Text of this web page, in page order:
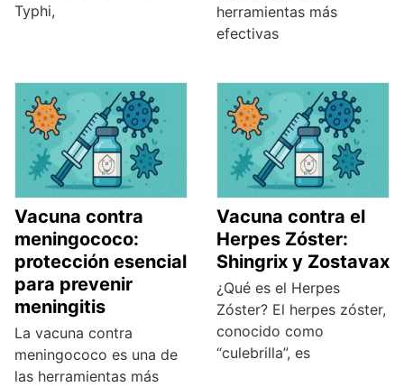
Typhi,
herramientas más
efectivas
Vacuna contra
meningococo:
protección esencial
para prevenir
meningitis
La vacuna contra
meningococo es una de
las herramientas más
Vacuna contra el
Herpes Zóster:
Shingrix y Zostavax
¿Qué es el Herpes
Zóster? El herpes zóster,
conocido como
“culebrilla”, es